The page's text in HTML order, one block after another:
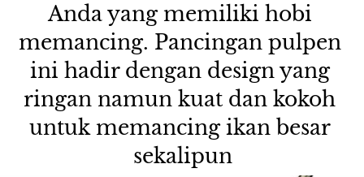
Anda yang memiliki hobi
memancing. Pancingan pulpen
ini hadir dengan design yang
ringan namun kuat dan kokoh
untuk memancing ikan besar
sekalipun